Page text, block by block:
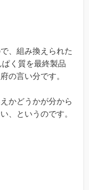
、組み換えられた
く質を最終製品
の言い分です。
かどうかが分から
、というのです。